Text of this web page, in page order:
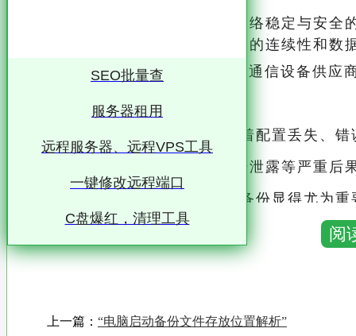
迈普设备配置文件备份：确保网络稳定与安
络的稳定与安全直接关系到业务的连续性和数
迈普（MP）作为国内领先的通信设备供应
然而，任何网络设备都面临着配置丢失、错
实，将可能导致网络中断、数据泄露等严重后
因此，迈普设备配置文件的备份显得尤为重
信息，如接口设置、路由协议、访问控制列表
定期备份配置文件，可以在发生意外时迅速
阅
上一篇： “电脑启动备份文件存放位置解析”
SEO批量查
服务器租用
远程服务器、远程VPS工具
一键修改远程端口
C盘爆红，清理工具